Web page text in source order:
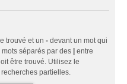
trouvé et un - devant un mot qui
séparés par des
entre
être trouvé. Utilisez le
partielles.